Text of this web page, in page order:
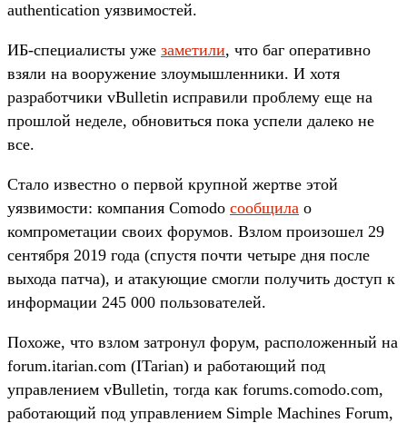
authentication уязвимостей.
ИБ-специалисты уже заметили, что баг оперативно
взяли на вооружение злоумышленники. И хотя
разработчики vBulletin исправили проблему еще на
прошлой неделе, обновиться пока успели далеко не
все.
Стало известно о первой крупной жертве этой
уязвимости: компания Comodo сообщила о
компрометации своих форумов. Взлом произошел 29
сентября 2019 года (спустя почти четыре дня после
выхода патча), и атакующие смогли получить доступ к
информации 245 000 пользователей.
Похоже, что взлом затронул форум, расположенный на
forum.itarian.com (ITarian) и работающий под
управлением vBulletin, тогда как forums.comodo.com,
работающий под управлением Simple Machines Forum,